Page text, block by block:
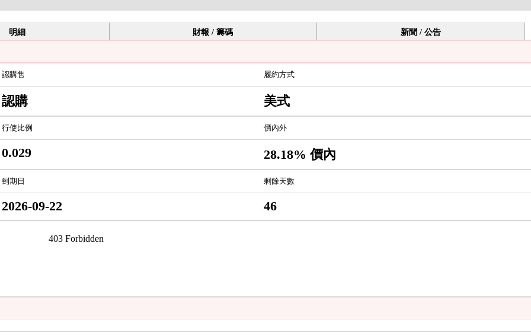
明細 財報 / 籌碼 新聞 / 公告
認購售 履約方式
認購 美式
行使比例 價內外
0.029 28.18% 價內
到期日 剩餘天數
2026-09-22 46